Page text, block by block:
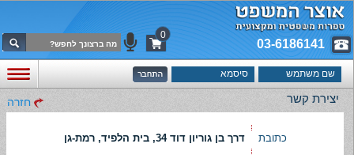
03-6186141
0
יצירת קשר חזרה
כתובת
דרך בן גוריון דוד 34, בית הלפיד, רמת-גן